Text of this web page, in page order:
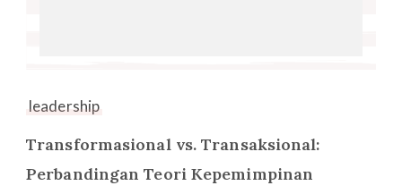
leadership
Transformasional vs. Transaksional:
Perbandingan Teori Kepemimpinan